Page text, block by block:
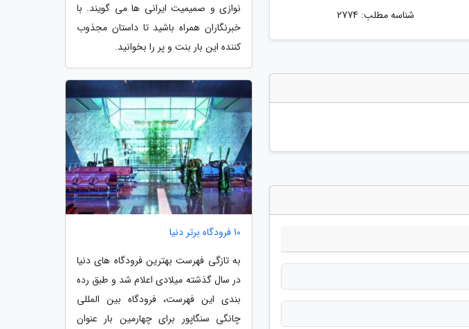
شناسه مطلب: 2774
نوازی و صمیمیت ایرانی ها می گویند. با
خبرنگاران همراه باشید تا داستان مجذوب
کننده این بار بنت و پر را بخوانید.
10 فرودگاه برتر دنیا
به تازگی فهرست بهترین فرودگاه های دنیا
در سال گذشته میلادی اعلام شد و طبق رده
بندی این فهرست، فرودگاه بین المللی
چانگی سنگاپور برای چهارمین بار عنوان